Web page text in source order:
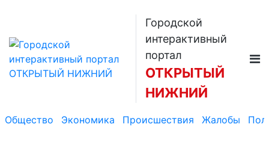
Городской
интерактивный
портал
ОТКРЫТЫЙ
НИЖНИЙ
Общество Экономика Происшествия Жалобы